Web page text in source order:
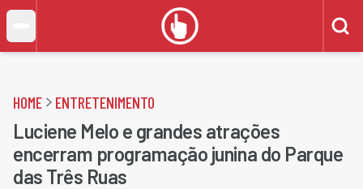
HOME ENTRETENIMENTO
Luciene Melo e grandes atrações
encerram programação junina do Parque
das Três Ruas